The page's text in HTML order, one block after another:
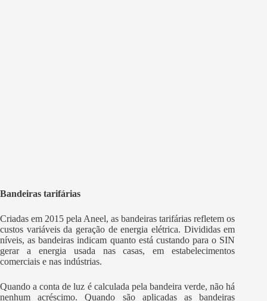
Bandeiras tarifárias
Criadas em 2015 pela Aneel, as bandeiras tarifárias refletem os
custos variáveis da geração de energia elétrica. Divididas em
níveis, as bandeiras indicam quanto está custando para o SIN
gerar a energia usada nas casas, em estabelecimentos
comerciais e nas indústrias.
Quando a conta de luz é calculada pela bandeira verde, não há
nenhum acréscimo. Quando são aplicadas as bandeiras